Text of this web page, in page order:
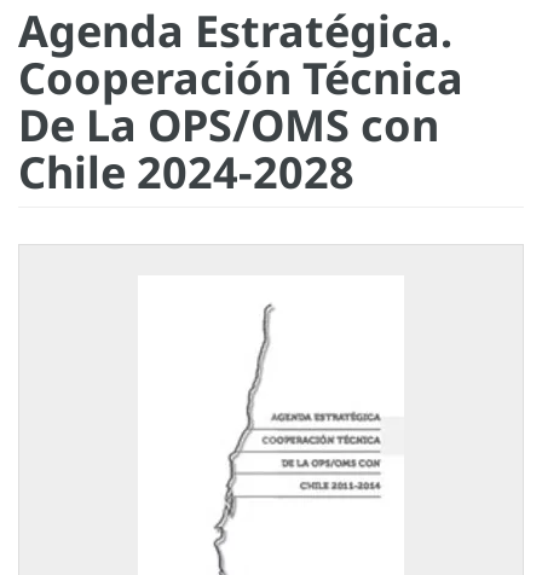
Agenda Estratégica.
Cooperación Técnica
De La OPS/OMS con
Chile 2024-2028